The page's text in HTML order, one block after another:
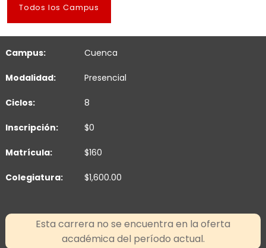
Todos los Campus
Campus: Cuenca
Modalidad: Presencial
Ciclos: 8
Inscripción: $0
Matrícula: $160
Colegiatura: $1,600.00
Esta carrera no se encuentra en la oferta
académica del período actual.